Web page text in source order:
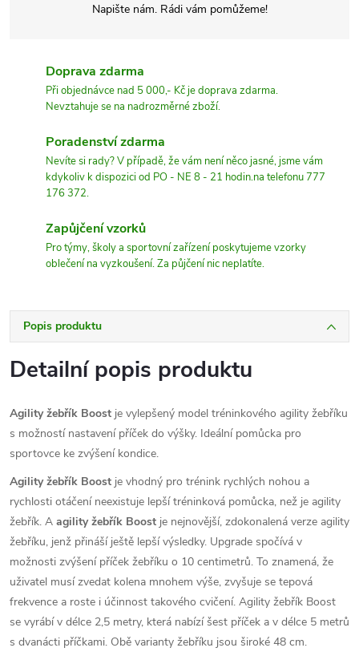
Napište nám. Rádi vám pomůžeme!
Doprava zdarma
Při objednávce nad 5 000,- Kč je doprava zdarma.
Nevztahuje se na nadrozměrné zboží.
Poradenství zdarma
Nevíte si rady? V případě, že vám není něco jasné, jsme vám
kdykoliv k dispozici od PO - NE 8 - 21 hodin.na telefonu 777
176 372.
Zapůjčení vzorků
Pro týmy, školy a sportovní zařízení poskytujeme vzorky
oblečení na vyzkoušení. Za půjčení nic neplatíte.
Popis produktu
Detailní popis produktu
Agility žebřík Boost je vylepšený model tréninkového agility žebříku
s možností nastavení příček do výšky. Ideální pomůcka pro
sportovce ke zvýšení kondice.
Agility žebřík Boost je vhodný pro trénink rychlých nohou a
rychlosti otáčení neexistuje lepší tréninková pomůcka, než je agility
žebřík. A agility žebřík Boost je nejnovější, zdokonalená verze agility
žebříku, jenž přináší ještě lepší výsledky. Upgrade spočívá v
možnosti zvýšení příček žebříku o 10 centimetrů. To znamená, že
uživatel musí zvedat kolena mnohem výše, zvyšuje se tepová
frekvence a roste i účinnost takového cvičení. Agility žebřík Boost
se vyrábí v délce 2,5 metry, která nabízí šest příček a v délce 5 metrů
s dvanácti příčkami. Obě varianty žebříku jsou široké 48 cm.